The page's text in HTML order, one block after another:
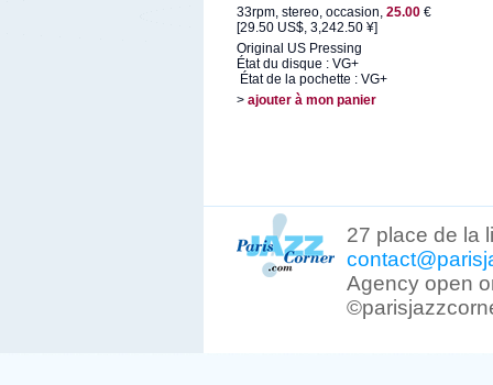
33rpm, stereo, occasion, 25.00 €
[29.50 US$, 3,242.50 ¥]
Original US Pressing
État du disque : VG+
État de la pochette : VG+
> ajouter à mon panier
27 place de la
Agency open